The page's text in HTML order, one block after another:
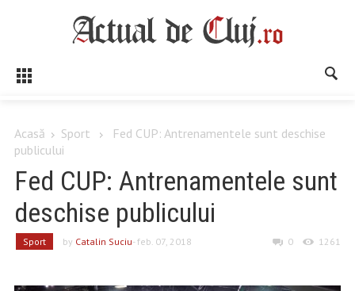
Acasă Sport
Fed CUP: Antrenamentele sunt deschise
publicului
Fed CUP: Antrenamentele sunt
deschise publicului
Sport by Catalin Suciu- feb. 07, 2018 0 1261